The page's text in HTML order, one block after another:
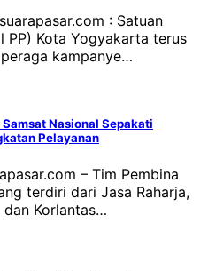
: Satuan
PP) Kota Yogyakarta terus
kampanye…
Nasional Sepakati
Pelayanan
– Tim Pembina
terdiri dari Jasa Raharja,
dan Korlantas…